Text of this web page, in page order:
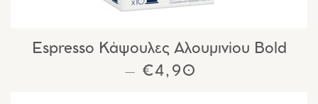
Espresso Κάψουλες Αλουμινίου Bold
— ΚΑΝΟΝΙΚΉ ΤΙΜΉ
€4,90